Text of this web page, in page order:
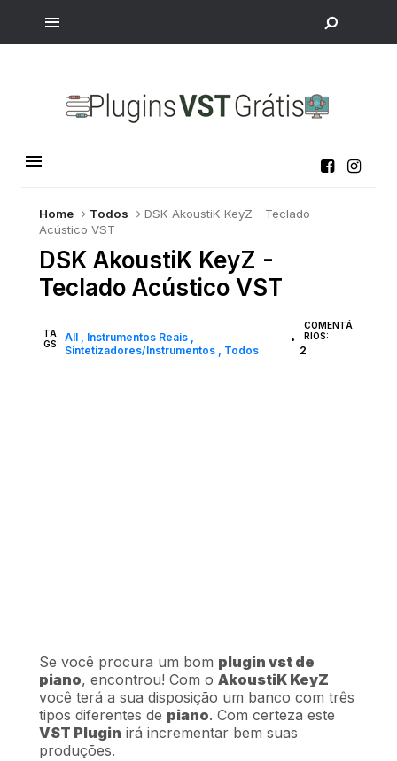
Home Todos
DSK AkoustiK KeyZ - Teclado
Acústico VST
DSK AkoustiK KeyZ -
Teclado Acústico VST
TA
GS: All
Instrumentos Reais
Sintetizadores/Instrumentos
Todos
•
COMENTÁ
RIOS:
2
Se você procura um bom plugin vst de
piano, encontrou! Com o AkoustiK KeyZ
você terá a sua disposição um banco com três
tipos diferentes de piano. Com certeza este
VST Plugin irá incrementar bem suas
produções.